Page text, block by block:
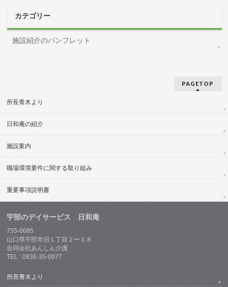
カテゴリー
施設紹介のパンフレット
PAGETOP
所長青木より
日和庵の紹介
施設案内
職場環境要件に関する取り組み
重要事項説明書
宇部のデイサービス 日和庵
755-0085
山口県宇部市沼１丁目２ー１８
合同会社あんしん介護
TEL : 0836-35-0077
所長青木より